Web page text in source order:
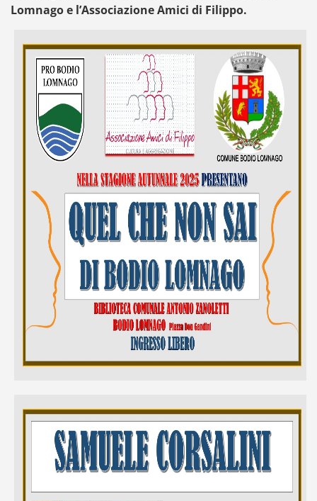
Lomnago e l’Associazione Amici di Filippo.